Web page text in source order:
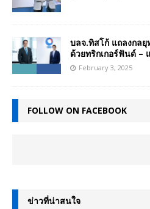
บลจ.ทิสโก้ แถลงกลยุ
ด้วยทริกเกอร์ฟันด์ –
February 3, 2025
FOLLOW ON FACEBOOK
ข่าวที่น่าสนใจ